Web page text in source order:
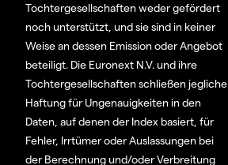
Tochtergesellschaften weder gefördert
noch unterstützt, und sie sind in keiner
Weise an dessen Emission oder Angebot
beteiligt. Die Euronext N.V. und ihre
Tochtergesellschaften schließen jegliche
Haftung für Ungenauigkeiten in den
Daten, auf denen der Index basiert, für
Fehler, Irrtümer oder Auslassungen bei
der Berechnung und/oder Verbreitung